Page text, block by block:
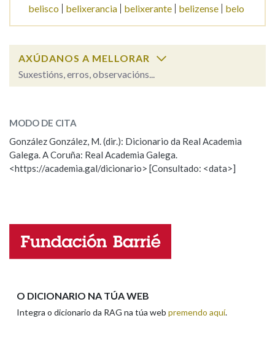
OUTRAS OPCIÓNS DE BUSCA
Marcas gramaticais
Pertence a
LIMPAR BUSCA
belisco
belixerancia belixerante belizense belo
AXÚDANOS A MELLORAR
Suxestións, erros, observacións...
ESCOLLE UNHA OPCIÓN:
Observación Hai un erro na palabra
Propoño mellorar a definición
Nome
MODO DE CITA
González González, M. (dir.): Dicionario da Real Academia
Galega. A Coruña: Real Academia Galega.
<https://academia.gal/dicionario> [Consultado: <data>]
O DICIONARIO NA TÚA WEB
Integra o dicionario da RAG na túa web premendo aquí.